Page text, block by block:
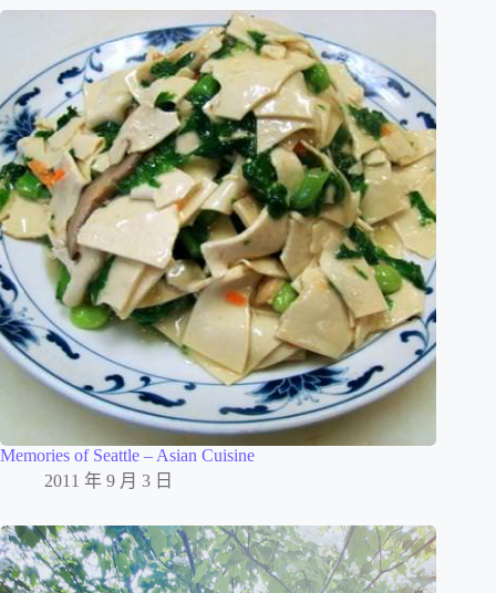
Memories of Seattle – Asian Cuisine
2011 年 9 月 3 日